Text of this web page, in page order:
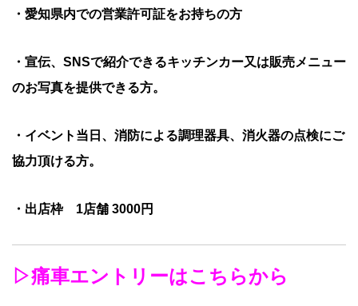
・愛知県内での営業許可証をお持ちの方
・宣伝、SNSで紹介できるキッチンカー又は販売メニュー
のお写真を提供できる方。
・イベント当日、消防による調理器具、消火器の点検にご
協力頂ける方。
・出店枠 1店舗 3000円
▷痛車エントリーはこちらから